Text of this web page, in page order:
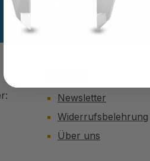
Ich habe die
Newsletter
Widerrufsbelehrung
Über uns